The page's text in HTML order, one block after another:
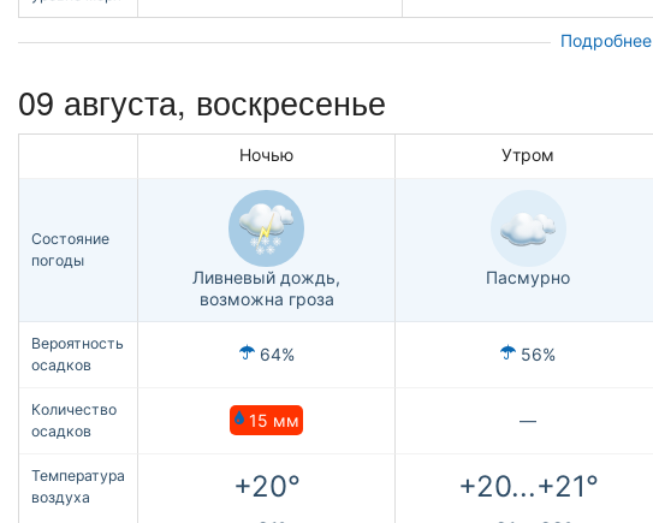
Подробнее
09 августа, воскресенье
Ночью Утром
Состояние
погоды
Ливневый дождь,
возможна гроза
Пасмурно
Вероятность
осадков
64% 56%
Количество
осадков
15 мм —
Температура
воздуха
+20° +20...+21°